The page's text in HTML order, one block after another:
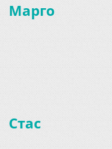
Марго
Стас